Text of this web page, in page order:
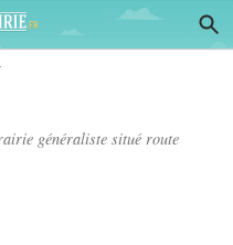
généraliste situé route